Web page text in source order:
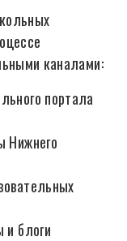
каналами:
портала
Нижнего
и блоги